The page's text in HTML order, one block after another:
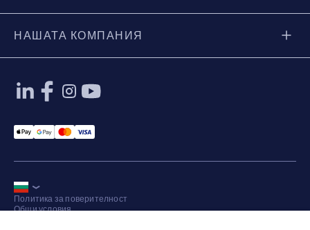
НАШАТА КОМПАНИЯ
Applepay Payment
Googlepay Payment
Mastercard Payment
Visa Payment
Политика за поверителност
Общи условия